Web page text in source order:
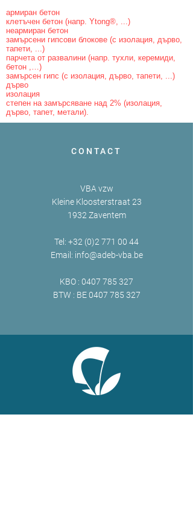
армиран бетон
клетъчен бетон (напр. Ytong®, ...)
неармиран бетон
замърсени гипсови блокове (с изолация, дърво,
тапети, ...)
парчета от развалини (напр. тухли, керемиди,
бетон ,…)
замърсен гипс (с изолация, дърво, тапети, ...)
дърво
изолация
степен на замърсяване над 2% (изолация,
дърво, тапет, метали).
CONTACT
VBA vzw
Kleine Kloosterstraat 23
1932 Zaventem
Tel: +32 (0)2 771 00 44
Email: info@adeb-vba.be
KBO : 0407 785 327
BTW : BE0407 785 327